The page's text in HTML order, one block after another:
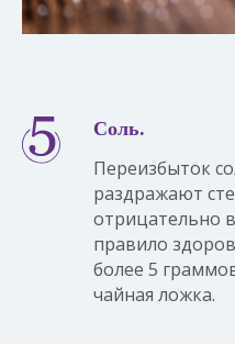
Соль.
Переизбыток
раздражают
отрицательно
правило
более 5
чайная ложка.